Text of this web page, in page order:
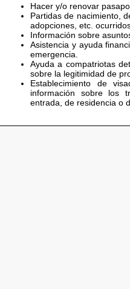
Hacer y/o renovar
Partidas de nacimiento,
adopciones, etc.
Información sobre
Asistencia y ayuda
emergencia.
Ayuda a compatriotas
sobre la legitimidad de
Establecimiento de
información sobre los
entrada, de residencia o